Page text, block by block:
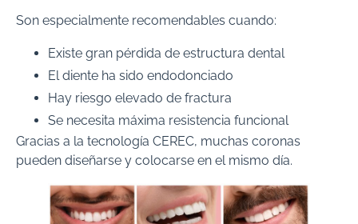
Son especialmente recomendables cuando:
Existe gran pérdida de estructura dental
El diente ha sido endodonciado
Hay riesgo elevado de fractura
Se necesita máxima resistencia funcional
Gracias a la tecnología CEREC, muchas coronas
pueden diseñarse y colocarse en el mismo día.